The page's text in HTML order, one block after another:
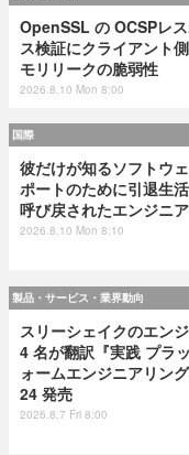
OpenSSL の OCSPレ
ス検証にクライアント
モリリークの脆弱性
2026.8.10 Mon 8:00
国際
彼だけが知るソフトウ
ポートのために引退生
呼び戻されたエンジニア
2026.8.10 Mon 8:10
製品・サービス・業界動向
スリーシェイクのエン
4 名が翻訳『実践 プラ
ォームエンジニアリン
24 発売
2026.8.7 Fri 8:00